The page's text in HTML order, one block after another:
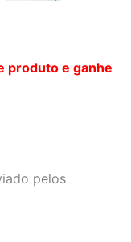
produto e ganhe
pelos